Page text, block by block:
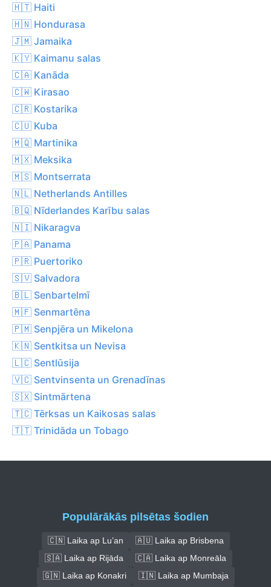
🇭🇹 Haiti
🇭🇳 Hondurasa
🇯🇲 Jamaika
🇰🇾 Kaimanu salas
🇨🇦 Kanāda
🇨🇼 Kirasao
🇨🇷 Kostarika
🇨🇺 Kuba
🇲🇶 Martinika
🇲🇽 Meksika
🇲🇸 Montserrata
🇳🇱 Netherlands Antilles
🇧🇶 Nīderlandes Karību salas
🇳🇮 Nikaragva
🇵🇦 Panama
🇵🇷 Puertoriko
🇸🇻 Salvadora
🇧🇱 Senbartelmī
🇲🇫 Senmartēna
🇵🇲 Senpjēra un Mikelona
🇰🇳 Sentkitsa un Nevisa
🇱🇨 Sentlūsija
🇻🇨 Sentvinsenta un Grenadīnas
🇸🇽 Sintmārtena
🇹🇨 Tērksas un Kaikosas salas
🇹🇹 Trinidāda un Tobago
Populārākās pilsētas šodien
🇨🇳 Laika ap Lu’an
🇦🇺 Laika ap Brisbena
🇸🇦 Laika ap Rijāda
🇨🇦 Laika ap Monreāla
🇬🇳 Laika ap Konakri
🇮🇳 Laika ap Mumbaja